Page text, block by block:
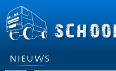
nieuws